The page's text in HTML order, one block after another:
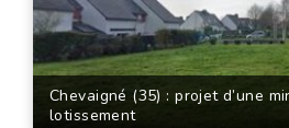
Chevaigné (35) : projet d’une
lotissement